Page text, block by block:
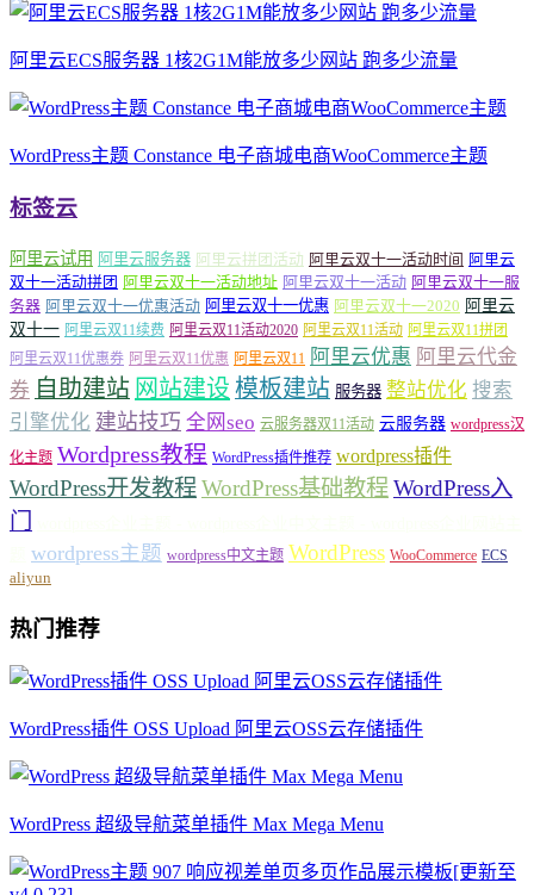
阿里云ECS服务器 1核2G1M能放多少网站 跑多少流量
WordPress主题 Constance 电子商城电商WooCommerce主题
标签云
阿里云试用 阿里云服务器 阿里云拼团活动 阿里云双十一活动时间 阿里云
双十一活动拼团 阿里云双十一活动地址 阿里云双十一活动 阿里云双十一服
务器 阿里云双十一优惠活动 阿里云双十一优惠 阿里云双十一2020 阿里云
双十一 阿里云双11续费 阿里云双11活动2020 阿里云双11活动 阿里云双11拼团
阿里云双11优惠券 阿里云双11优惠 阿里云双11 阿里云优惠 阿里云代金
券 自助建站 网站建设 模板建站 服务器 整站优化 搜索
引擎优化 建站技巧 全网seo 云服务器双11活动 云服务器 wordpress汉
化主题 Wordpress教程 WordPress插件推荐 wordpress插件
WordPress开发教程WordPress基础教程WordPress入
门
wordpress主题 wordpress中文主题 WordPress WooCommerce ECS
aliyun
热门推荐
WordPress插件 OSS Upload 阿里云OSS云存储插件
WordPress 超级导航菜单插件 Max Mega Menu